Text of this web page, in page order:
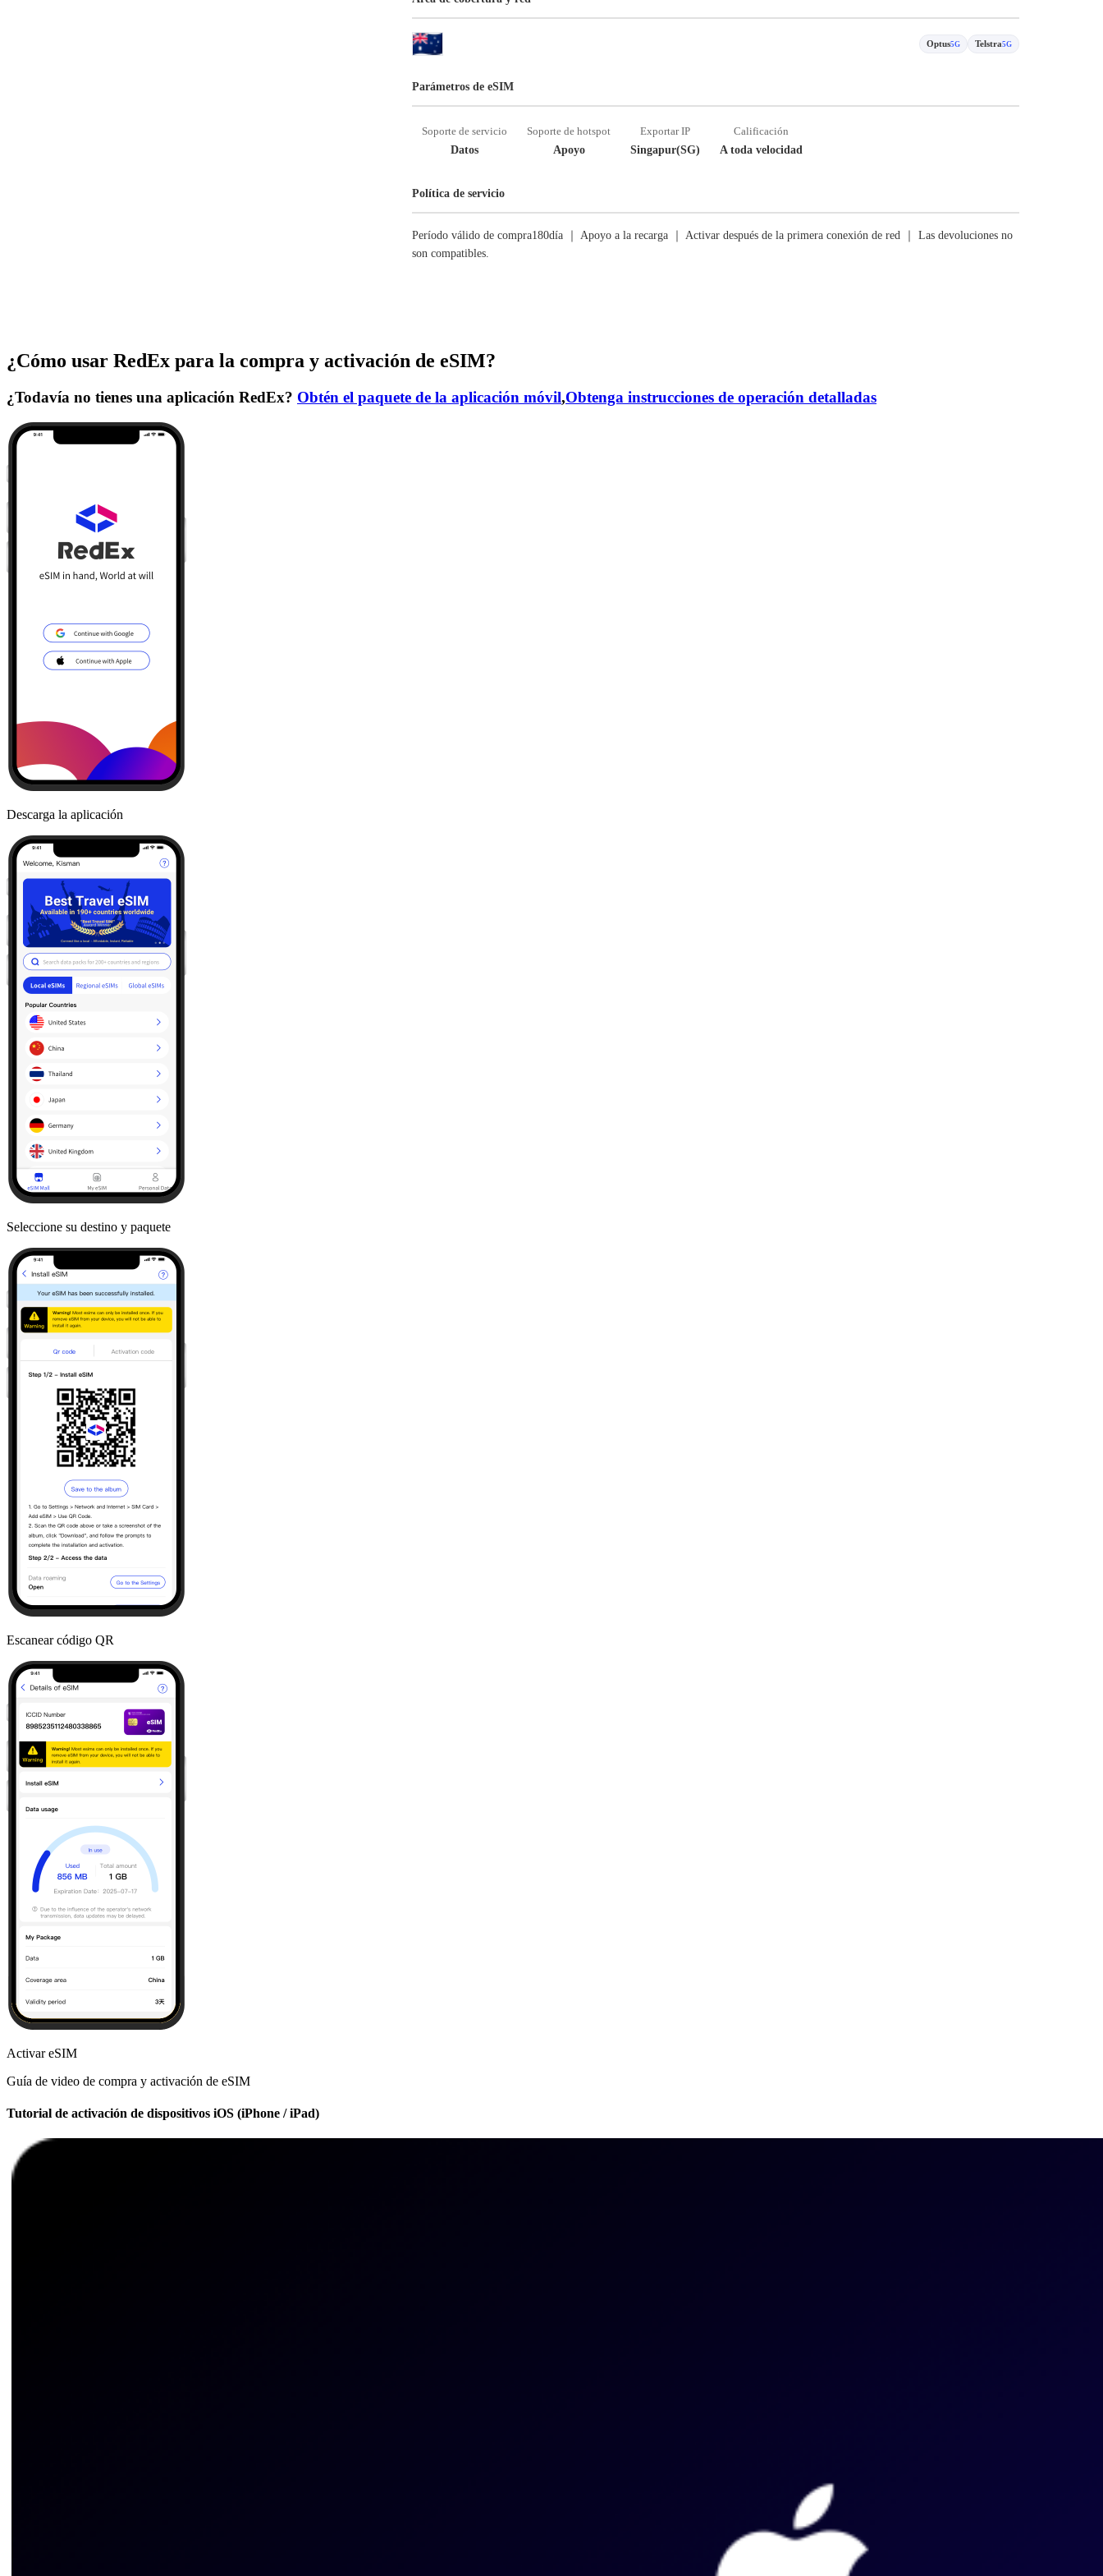
Optus5G Telstra5G
Parámetros de eSIM
Soporte de servicio
Datos
Soporte de hotspot
Apoyo
Exportar IP
Singapur(SG)
Calificación
A toda velocidad
Política de servicio
Período válido de compra180día ｜ Apoyo a la recarga ｜ Activar después de la primera conexión de red ｜ Las devoluciones no
son compatibles.
¿Cómo usar RedEx para la compra y activación de eSIM?
¿Todavía no tienes una aplicación RedEx? Obtén el paquete de la aplicación móvil,Obtenga instrucciones de operación detalladas
Descarga la aplicación
Seleccione su destino y paquete
Escanear código QR
Activar eSIM
Guía de video de compra y activación de eSIM
Tutorial de activación de dispositivos iOS (iPhone / iPad)